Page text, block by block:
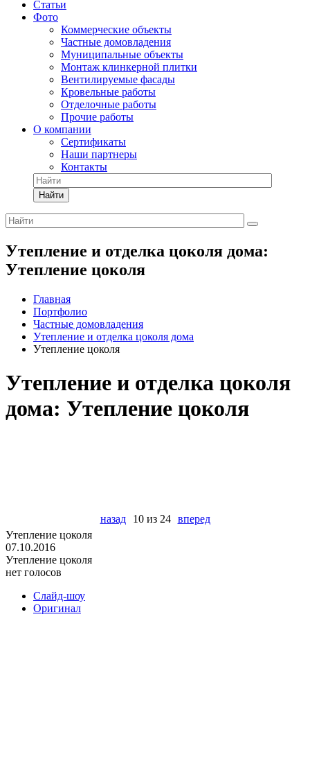
Статьи
Фото
Коммерческие объекты
Частные домовладения
Муниципальные объекты
Монтаж клинкерной плитки
Вентилируемые фасады
Кровельные работы
Отделочные работы
Прочие работы
О компании
Сертификаты
Наши партнеры
Контакты
Найти
Утепление и отделка цоколя дома:
Утепление цоколя
Главная
Портфолио
Частные домовладения
Утепление и отделка цоколя дома
Утепление цоколя
Утепление и отделка цоколя
дома: Утепление цоколя
назад 10 из 24
вперед
Утепление цоколя
07.10.2016
Утепление цоколя
нет голосов
Слайд-шоу
Оригинал